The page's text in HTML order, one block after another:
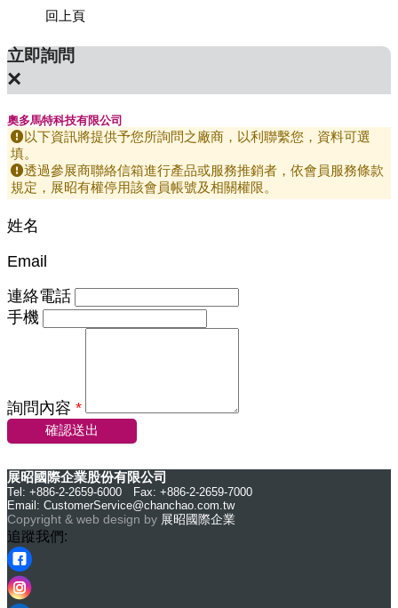
回上頁
立即詢問
×
奧多馬特科技有限公司
以下資訊將提供予您所詢問之廠商，以利聯繫您，資料可選
填。
透過參展商聯絡信箱進行產品或服務推銷者，依會員服務條款
規定，展昭有權停用該會員帳號及相關權限。
姓名
Email
連絡電話
手機
詢問內容 *
確認送出
展昭國際企業股份有限公司
Tel: +886-2-2659-6000 Fax: +886-2-2659-7000
Email: CustomerService@chanchao.com.tw
Copyright & web design by 展昭國際企業
追蹤我們: